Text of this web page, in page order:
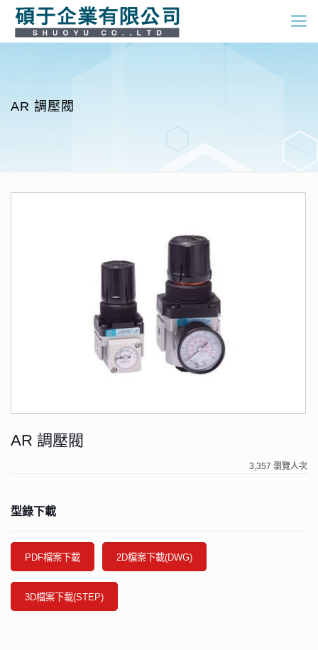
AR 調壓閥
AR 調壓閥
3,357 瀏覽人次
型錄下載
PDF檔案下載 2D檔案下載(DWG)
3D檔案下載(STEP)